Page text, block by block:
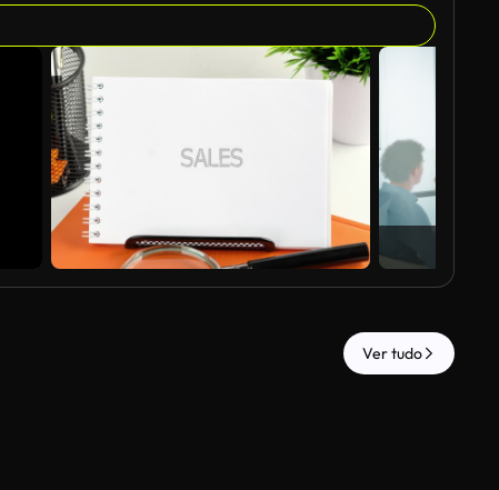
Ver tudo